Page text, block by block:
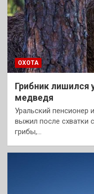
ОХОТА
Грибник лишился
медведя
Уральский пенсионер
выжил после
грибы,…